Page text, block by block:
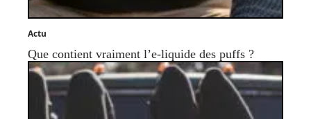
Actu
Que contient vraiment l’e-liquide des puffs ?